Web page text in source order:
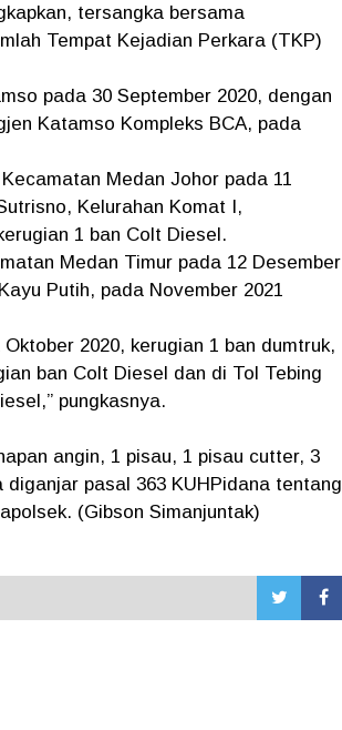
tersangka bersama
Tempat Kejadian Perkara (TKP)
pada 30 September 2020, dengan
Katamso Kompleks BCA, pada
Medan Johor pada 11
Kelurahan Komat I,
1 ban Colt Diesel.
Medan Timur pada 12 Desember
Putih, pada November 2021
2020, kerugian 1 ban dumtruk,
ban Colt Diesel dan di Tol Tebing
pungkasnya.
angin, 1 pisau, 1 pisau cutter, 3
pasal 363 KUHPidana tentang
(Gibson Simanjuntak)